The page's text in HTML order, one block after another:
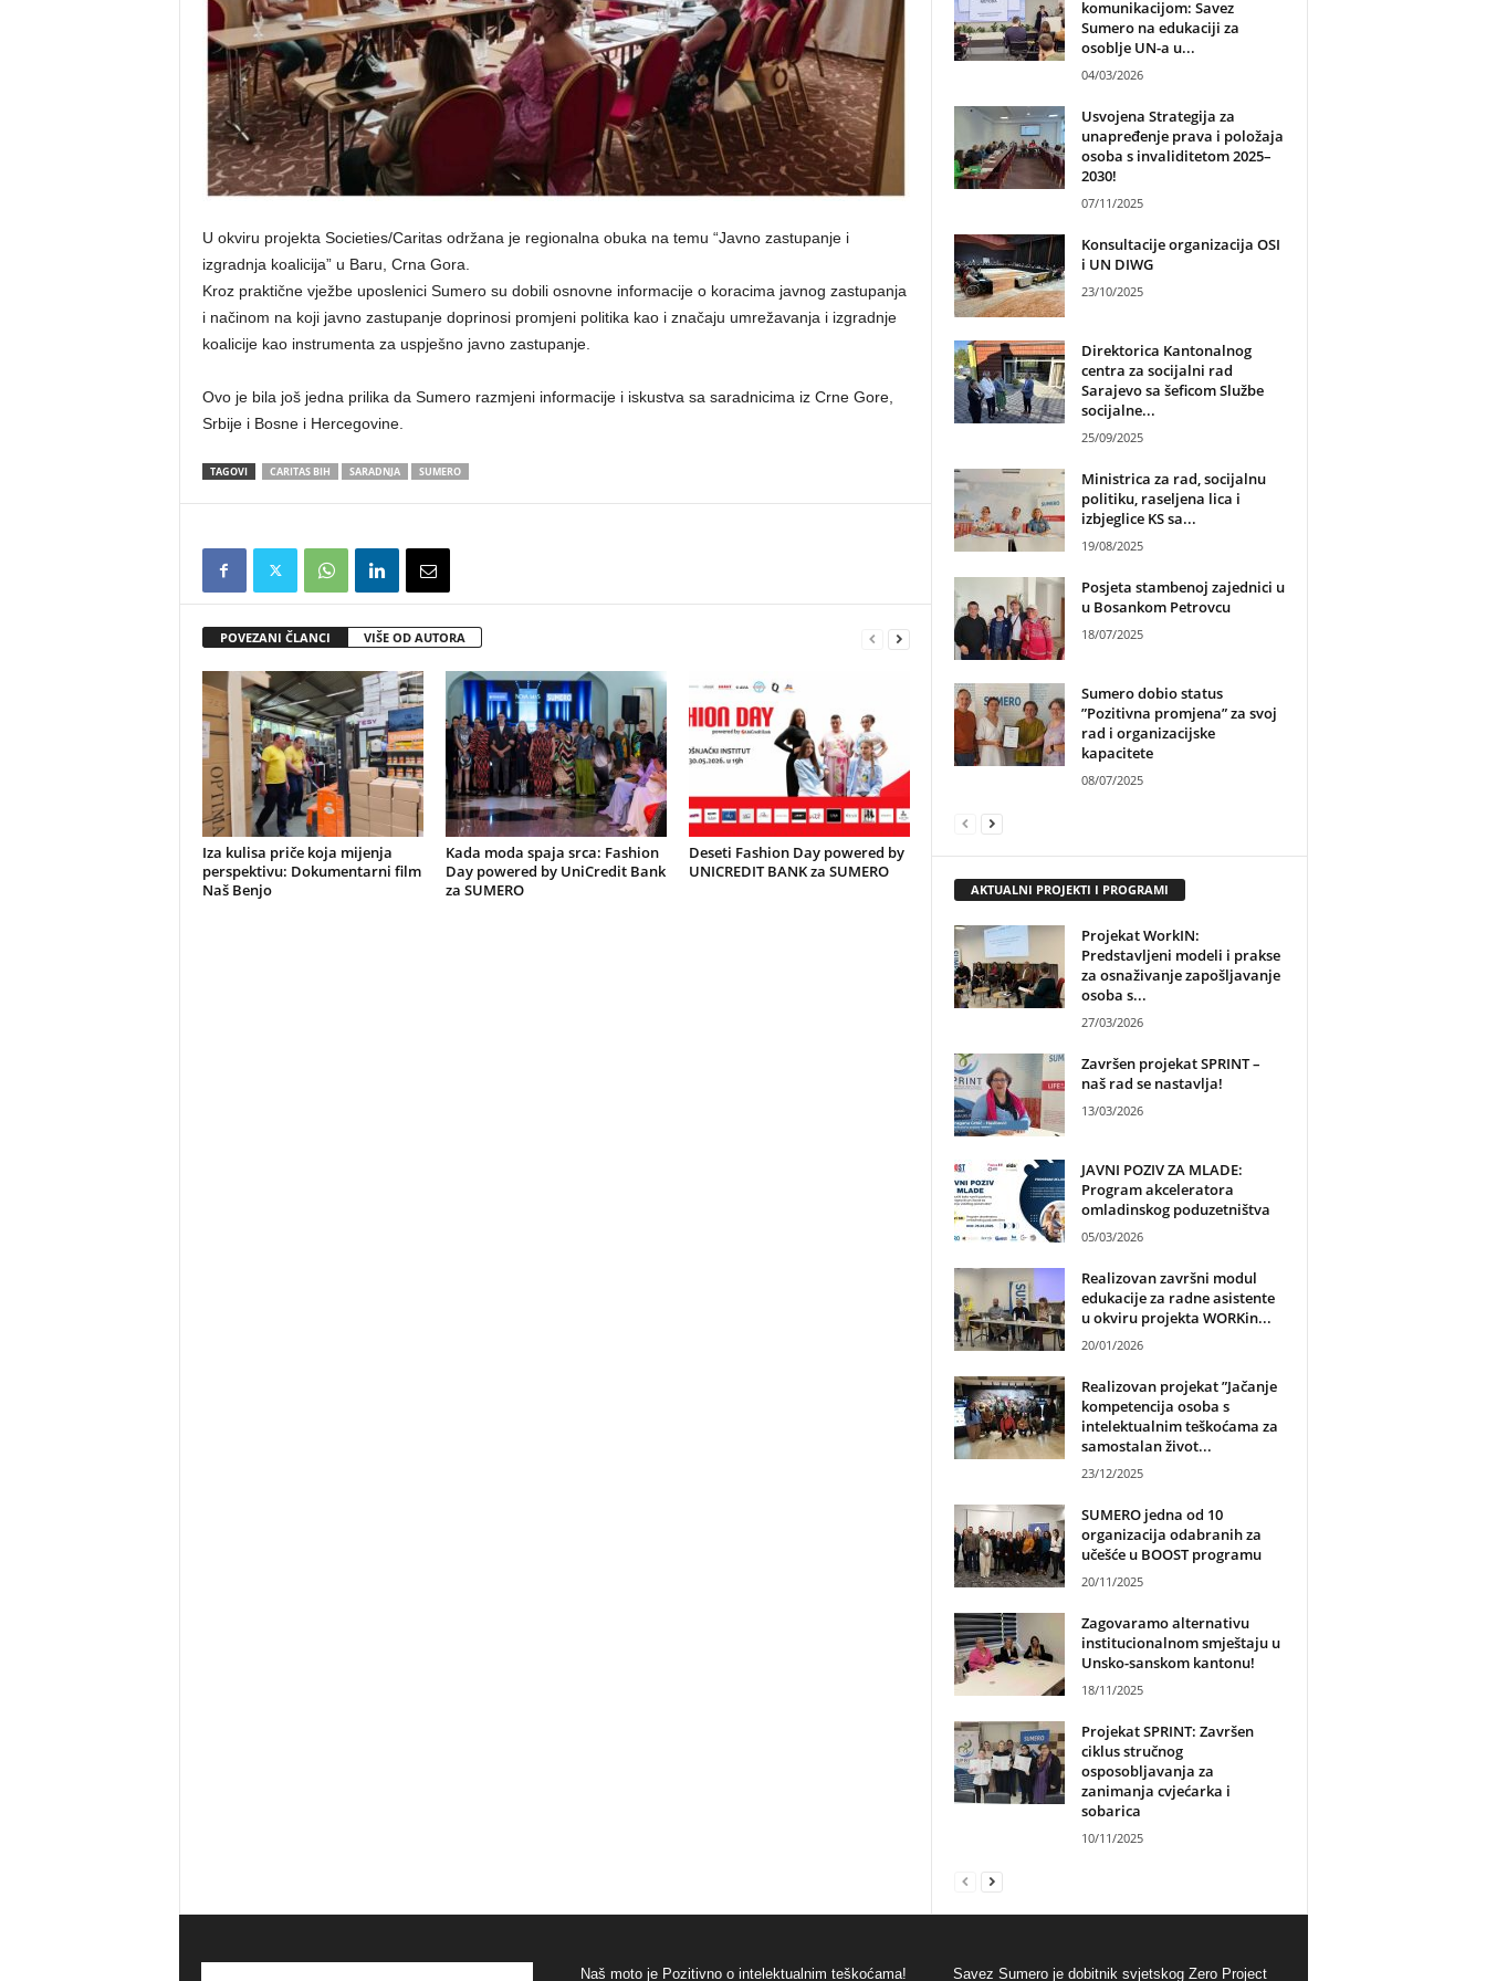
U okviru projekta Societies/Caritas održana je regionalna obuka na temu “Javno zastupanje i
izgradnja koalicija” u Baru, Crna Gora.
Kroz praktične vježbe uposlenici Sumero su dobili osnovne informacije o koracima javnog zastupanja
i načinom na koji javno zastupanje doprinosi promjeni politika kao i značaju umrežavanja i izgradnje
koalicije kao instrumenta za uspješno javno zastupanje.
Ovo je bila još jedna prilika da Sumero razmjeni informacije i iskustva sa saradnicima iz Crne Gore,
Srbije i Bosne i Hercegovine.
TAGOVI CARITAS BIH SARADNJA SUMERO
POVEZANI ČLANCI VIŠE OD AUTORA
Iza kulisa priče koja mijenja
perspektivu: Dokumentarni film
Naš Benjo
Kada moda spaja srca: Fashion
Day powered by UniCredit Bank
za SUMERO
Deseti Fashion Day powered by
UNICREDIT BANK za SUMERO
komunikacijom: Savez
Sumero na edukaciji za
osoblje UN-a u...
04/03/2026
Usvojena Strategija za
unapređenje prava i položaja
osoba s invaliditetom 2025–
2030!
07/11/2025
Konsultacije organizacija OSI
i UN DIWG
23/10/2025
Direktorica Kantonalnog
centra za socijalni rad
Sarajevo sa šeficom Službe
socijalne...
25/09/2025
Ministrica za rad, socijalnu
politiku, raseljena lica i
izbjeglice KS sa...
19/08/2025
Posjeta stambenoj zajednici u
u Bosankom Petrovcu
18/07/2025
Sumero dobio status
”Pozitivna promjena” za svoj
rad i organizacijske
kapacitete
08/07/2025
AKTUALNI PROJEKTI I PROGRAMI
Projekat WorkIN:
Predstavljeni modeli i prakse
za osnaživanje zapošljavanje
osoba s...
27/03/2026
Završen projekat SPRINT –
naš rad se nastavlja!
13/03/2026
JAVNI POZIV ZA MLADE:
Program akceleratora
omladinskog poduzetništva
05/03/2026
Realizovan završni modul
edukacije za radne asistente
u okviru projekta WORKin...
20/01/2026
Realizovan projekat ”Jačanje
kompetencija osoba s
intelektualnim teškoćama za
samostalan život...
23/12/2025
SUMERO jedna od 10
organizacija odabranih za
učešće u BOOST programu
20/11/2025
Zagovaramo alternativu
institucionalnom smještaju u
Unsko-sanskom kantonu!
18/11/2025
Projekat SPRINT: Završen
ciklus stručnog
osposobljavanja za
zanimanja cvjećarka i
sobarica
10/11/2025
Naš moto je Pozitivno o intelektualnim teškoćama! Savez Sumero je dobitnik svjetskog Zero Project